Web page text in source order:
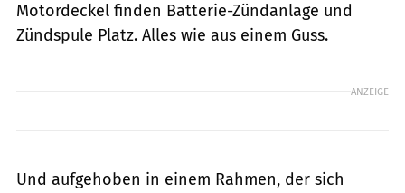
Motordeckel finden Batterie-Zündanlage und
Zündspule Platz. Alles wie aus einem Guss.
ANZEIGE
Und aufgehoben in einem Rahmen, der sich